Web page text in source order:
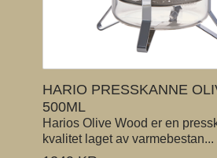
HARIO PRESSKANNE
500ML
Harios Olive Wood er en
kvalitet laget av varmebestan...